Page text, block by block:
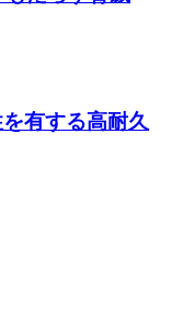
有する高耐久